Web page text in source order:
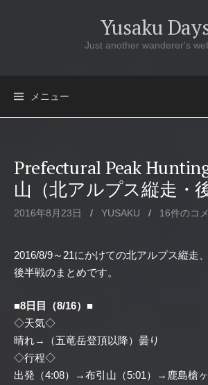
Yusaku
Just another wanderer's
メニュー
Prefectural Peak
山（北アルプス縦走・後
2016年8月23日 / YUSAKU / 16件のコ
2016/8/9～21にかけての北アルプス縦走、
後半戦のまとめです。
■8日目（8/16）■
◇天気◇
晴れ→（五竜岳登頂以降）曇り
◇行程◇
出発（4:08）→布引山（5:01）→鹿島槍ヶ